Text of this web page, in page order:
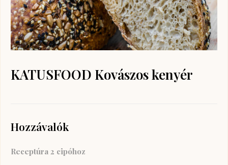
KATUSFOOD Kovászos kenyér
Hozzávalók
Receptúra 2 cipóhoz